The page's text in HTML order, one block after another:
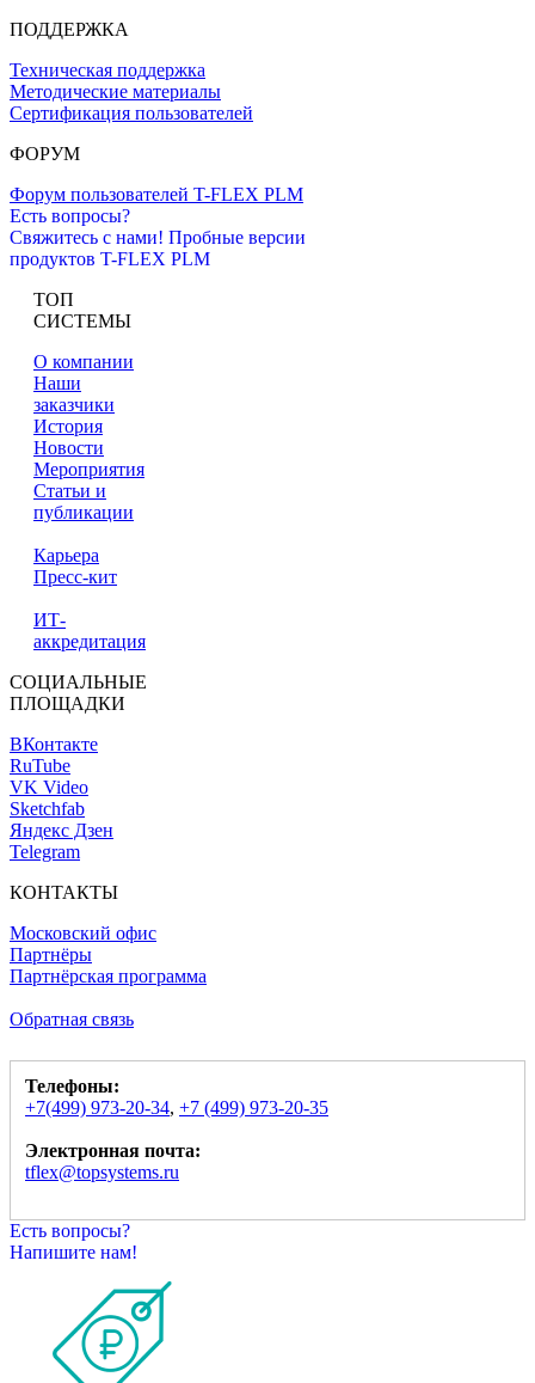
ПОДДЕРЖКА
Техническая поддержка
Методические материалы
Сертификация пользователей
ФОРУМ
Форум пользователей T-FLEX PLM
Есть вопросы?
Свяжитесь с нами! Пробные версии
продуктов T-FLEX PLM
ТОП
СИСТЕМЫ
О компании
Наши
заказчики
История
Новости
Мероприятия
Статьи и
публикации
Карьера
Пресс-кит
ИТ-
аккредитация
СОЦИАЛЬНЫЕ
ПЛОЩАДКИ
ВКонтакте
RuTube
VK Video
Sketchfab
Яндекс Дзен
Telegram
КОНТАКТЫ
Московский офис
Партнёры
Партнёрская программа
Обратная связь
Телефоны:
+7(499) 973-20-34, +7 (499) 973-20-35
Электронная почта:
tflex@topsystems.ru
Есть вопросы?
Напишите нам!